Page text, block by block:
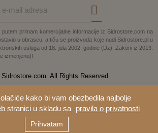
primam komercijalne informacije iz Sidrostore.com na
u obrascu, a tiču se proizvoda koje nudi Sidrostore.pl u
usluga od 18. jula 2002. godine (Dz). Zakoni iz 2013.
izmenjeno)!
All Rights Reserved.
kako bi vam obezbedila najbolje
stranici u skladu sa pravila o privatnosti
Prihvatam